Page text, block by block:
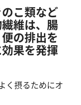
こ類など
維は、腸
の排出を
果を発揮
く摂るためにオ